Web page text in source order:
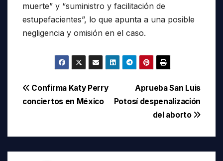
muerte” y “suministro y facilitación de
estupefacientes”, lo que apunta a una posible
negligencia y omisión en el caso.
Navegación
entradas
Aprueba San Luis
Potosí despenalización
del aborto
Confirma Katy Perry
conciertos en México